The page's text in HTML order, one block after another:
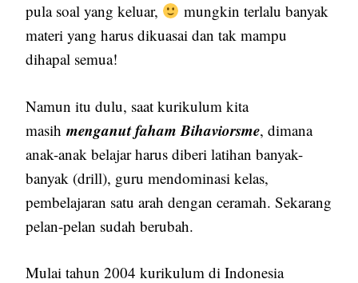
pula soal yang keluar,
mungkin terlalu banyak
materi yang harus dikuasai dan tak mampu
dihapal semua!
Namun itu dulu, saat kurikulum kita
masih menganut faham Bihaviorsme, dimana
anak-anak belajar harus diberi latihan banyak-
banyak (drill), guru mendominasi kelas,
pembelajaran satu arah dengan ceramah. Sekarang
pelan-pelan sudah berubah.
Mulai tahun 2004 kurikulum di Indonesia